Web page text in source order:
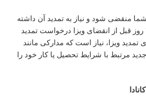
منقضی شود و نیاز به تمدید آن داشته
باشید، باید حداقل ۳۰ روز قبل از انقضای ویزا درخواست تمدید
تمدید ویزا، نیاز است که مدارکی مانند
مرتبط با شرایط تحصیل یا کار خود را